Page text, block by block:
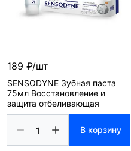
189 ₽/шт
SENSODYNE Зубная паста
75мл Восстановление и
защита отбеливающая
В корзину